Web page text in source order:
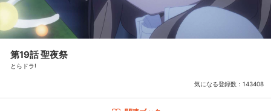
第19話 聖夜祭
とらドラ!
気になる登録数： 143408